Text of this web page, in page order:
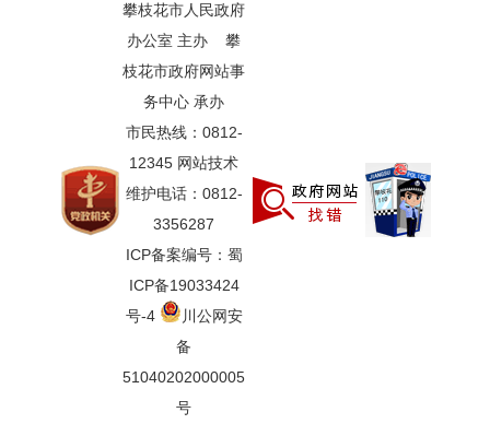
攀枝花市人民政府
办公室 主办 攀
枝花市政府网站事
务中心 承办
市民热线：0812-
12345 网站技术
维护电话：0812-
3356287
ICP备案编号：蜀
ICP备19033424
号-4
川公网安
备
51040202000005
号